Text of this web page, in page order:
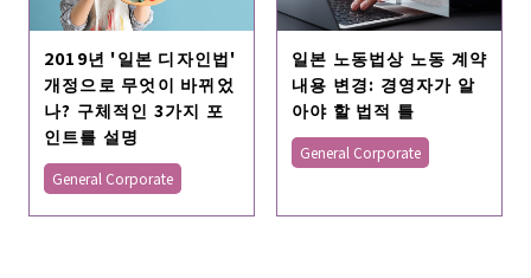
2019년 '일본 디자인법'
개정으로 무엇이 바뀌었
나? 구체적인 3가지 포
인트를 설명
General Corporate
일본 노동법상 노동 계약
내용 변경: 경영자가 알
아야 할 법적 틀
General Corporate